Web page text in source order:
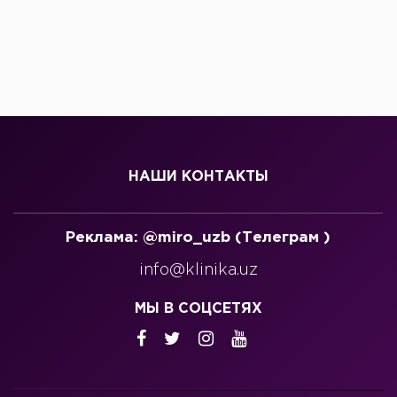
НАШИ КОНТАКТЫ
Реклама: @miro_uzb (Телеграм )
info@klinika.uz
МЫ В СОЦСЕТЯХ